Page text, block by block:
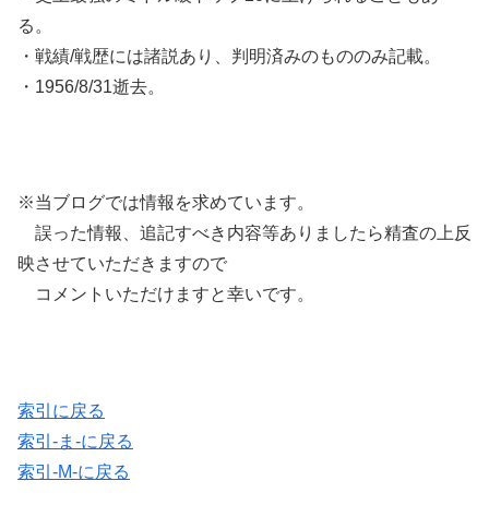
る。
・戦績/戦歴には諸説あり、判明済みのもののみ記載。
・1956/8/31逝去。
※当ブログでは情報を求めています。
誤った情報、追記すべき内容等ありましたら精査の上反
映させていただきますので
コメントいただけますと幸いです。
索引に戻る
索引-ま-に戻る
索引-M-に戻る